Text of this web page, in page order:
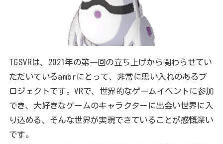
TGSVRは、2021年の第一回の立ち上げから関わらせてい
ただいているambrにとって、非常に思い入れのあるプ
ロジェクトです。VRで、世界的なゲームイベントに参加
でき、大好きなゲームのキャラクターに出会い世界に入
り込める、そんな世界が実現できていることが感慨深い
です。